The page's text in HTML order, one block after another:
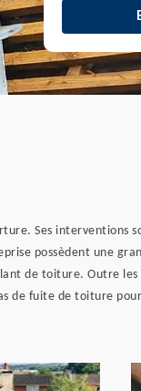
Ses interventions
possèdent une
de toiture. Outre
de fuite de toiture